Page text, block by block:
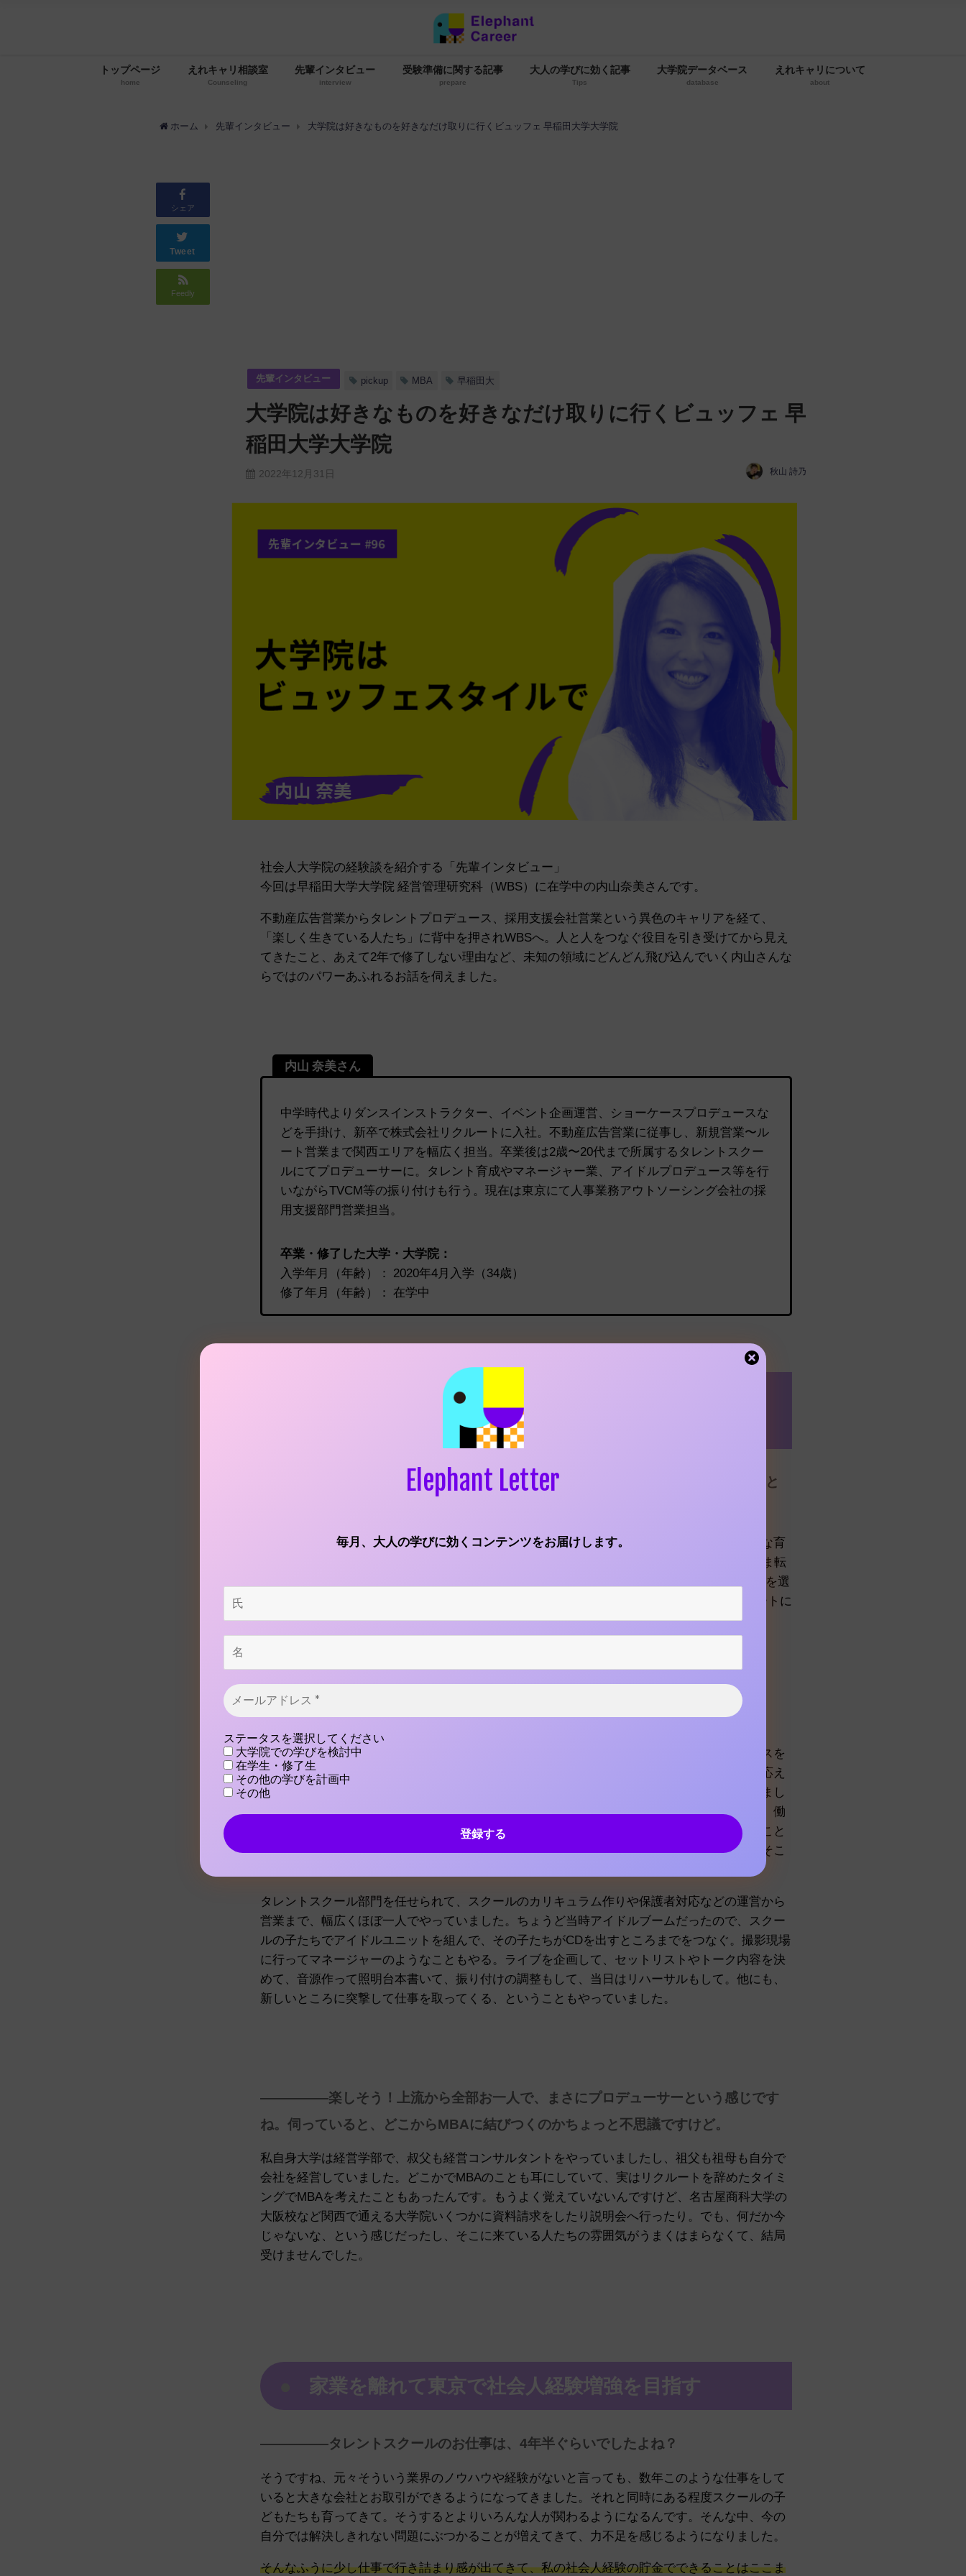
トップページ
home
えれキャリ相談室
Counseling
先輩インタビュー
interview
受験準備に関する記事
prepare
大人の学びに効く記事
Tips
大学院データベース
database
えれキャリについて
about
ホーム 先輩インタビュー 大学院は好きなものを好きなだけ取りに行くビュッフェ 早稲田大学大学院
シェア
Tweet
Feedly
先輩インタビュー pickup MBA 早稲田大
大学院は好きなものを好きなだけ取りに行くビュッフェ 早
稲田大学大学院
2022年12月31日 秋山 詩乃
社会人大学院の経験談を紹介する「先輩インタビュー」
今回は早稲田大学大学院 経営管理研究科（WBS）に在学中の内山奈美さんです。
不動産広告営業からタレントプロデュース、採用支援会社営業という異色のキャリアを経て、
「楽しく生きている人たち」に背中を押されWBSへ。
人と人をつなぐ役目を引き受けてから見え
てきたこと、あえて2年で修了しない理由など、未知の領域にどんどん飛び込んでいく内山さんな
らではのパワーあふれるお話を伺えました。
内山 奈美さん
中学時代よりダンスインストラクター、イベント企画運営、ショーケースプロデュースな
どを手掛け、新卒で株式会社リクルートに入社。不動産広告営業に従事し、新規営業〜ル
ート営業まで関西エリアを幅広く担当。卒業後は2歳〜20代まで所属するタレントスクー
ルにてプロデューサーに。タレント育成やマネージャー業、アイドルプロデュース等を行
いながらTVCM等の振り付けも行う。現在は東京にて人事業務アウトソーシング会社の採
用支援部門営業担当。
卒業・修了した大学・大学院 ：
入学年月（年齢）： 2020年4月入学（34歳）
修了年月（年齢）： 在学中
リクルートの営業職から家業のタレントプロデュー
—————まずはご経歴についてお伺いします。ファーストキャリアはリクルートと
SUUMOという不動産媒体の広告営業をやっていました。「CV職」という、社員と同じような育
成を受けて3年半営業専門で働く契約社員として採用されたんです。3年半勤めると、そのまま転
職する人には転職支援金が出ること、退職交渉せず契約満了で退職できることが魅力でCV職を選
びました。同じ部に配属された同期入社７人のうち3年半で卒業したののは私だけ。リクルートに
残る道もあったんですが、母が経営しているタレントスクールを手伝うために辞めました。
—————タレントスクールですか？
はい、父は普通のサラリーマンなんですが、母は自分でダンススタジオを立ち上げて、ダンスを
習いに来ている子どもたちの「テレビに出たい」「もっとダンスをやりたい」という要望に応え
て、タレントスクールをやっていたんです。私も物心ついた時からずっとダンスをやっていまし
たし、小学生からは歌やお芝居、、中学生の頃からはダンスの先生もやらせてもらっていて、働
き始めてからも土日のどちらかは母の仕事を手伝っていました。もともとリクルートで働くこと
で、組織やベンチャー的な風土から学んで家業に役立てたい、という気持ちもありました。そこ
タレントスクール部門を任せられて、スクールのカリキュラム作りや保護者対応などの運営から
営業まで、幅広くほぼ一人でやっていました。ちょうど当時アイドルブームだったので、スクー
ルの子たちでアイドルユニットを組んで、その子たちがCDを出すところまでをつなぐ。撮影現場
に行ってマネージャーのようなこともやる。ライブを企画して、セットリストやトーク内容を決
めて、音源作って照明台本書いて、振り付けの調整もして、当日はリハーサルもして。他にも、
新しいところに突撃して仕事を取ってくる、ということもやっていました。
—————楽しそう！上流から全部お一人で、まさにプロデューサーという感じです
ね。伺っていると、どこからMBAに結びつくのかちょっと不思議ですけど。
私自身大学は経営学部で、叔父も経営コンサルタントをやっていましたし、祖父も祖母も自分で
会社を経営していました。どこかでMBAのことも耳にしていて、実はリクルートを辞めたタイミ
ングでMBAを考えたこともあったんです。もうよく覚えていないんですけど、名古屋商科大学の
大阪校など関西で通える大学院いくつかに資料請求をしたり説明会へ行ったり。でも、何だか今
じゃないな、という感じだったし、そこに来ている人たちの雰囲気がうまくはまらなくて、結局
受けませんでした。
家業を離れて東京で社会人経験増強を目指す
—————タレントスクールのお仕事は、4年半ぐらいでしたよね？
そうですね、元々そういう業界のノウハウや経験がないと言っても、数年このような仕事をして
いると大きな会社とお取引ができるようになってきました。それと同時にある程度スクールの子
どもたちも育ってきて。そうするとよりいろんな人が関わるようになるんです。 そんな中、今の
自分では解決しきれない問題にぶつかることが増えてきて、力不足を感じるようになりました。
そんなふうに少し仕事で行き詰まり感が出てきて、私の社会人経験の貯金でできることはここま
Elephant Letter
毎月、大人の学びに効くコンテンツをお届けします。
メ
ー
ル
ア
ド
レ
ス
*
ステータスを選択してください
大学院での学びを検討中
在学生・修了生
その他の学びを計画中
その他